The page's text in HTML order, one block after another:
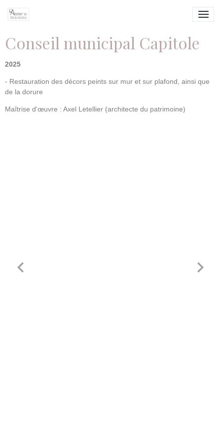
Conseil municipal Capitole
2025
- Restauration des décors peints sur mur et sur plafond, ainsi que
de la dorure
Maîtrise d'œuvre : Axel Letellier (architecte du patrimoine)